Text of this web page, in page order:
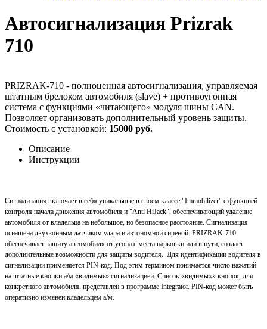
Автосигнализация Prizrak
710
PRIZRAK-710 - полноценная автосигнализация, управляемая
штатным брелоком автомобиля (slave) + противоугонная
система с функциями «читающего» модуля шины CAN.
Позволяет организовать дополнительный уровень защиты.
Стоимость с установкой: 15000 руб.
Описание
Инструкции
Сигнализация включает в себя уникальные в своем классе "Immobilizer" с функцией
контроля начала движения автомобиля и "Anti HiJack", обеспечивающий удаление
автомобиля от владельца на небольшое, но безопасное расстояние. Сигнализация
оснащена двухзонным датчиком удара и автономной сиреной. PRIZRAK-710
обеспечивает защиту автомобиля от угона с места парковки или в пути, создает
дополнительные возможности для защиты водителя. Для идентификации водителя в
сигнализации применяется PIN-код. Под этим термином понимается число нажатий
на штатные кнопки а/м «видимые» сигнализацией. Список «видимых» кнопок, для
конкретного автомобиля, представлен в программе Integrator. PIN-код может быть
оперативно изменен владельцем а/м.